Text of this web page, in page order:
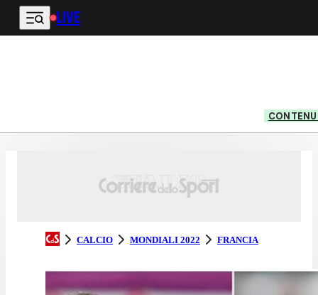
Vai al contenuto principale
LIVE
CALCIO MONDIALI 2022 FRANCIA